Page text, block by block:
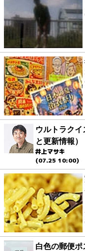
ウルトラク
と更新情報）
井上マサキ
(07.25 10:00)
白色の郵便ポ